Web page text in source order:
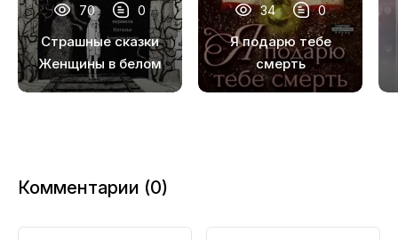
70 0
Страшные сказки
Женщины в белом
34 0
Я подарю тебе
смерть
Комментарии (0)